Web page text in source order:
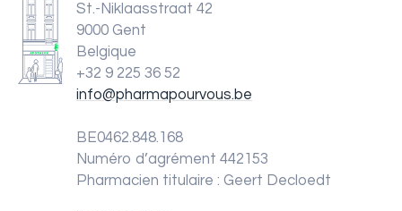
St.-Niklaasstraat 42
9000 Gent
Belgique
+32 9 225 36 52
info@pharmapourvous.be
BE0462.848.168
Numéro d’agrément 442153
Pharmacien titulaire : Geert Decloedt